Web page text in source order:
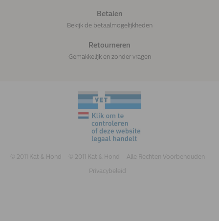
Betalen
Bekijk de betaalmogelijkheden
Retourneren
Gemakkelijk en zonder vragen
© 2011 Kat & Hond © 2011 Kat & Hond Alle Rechten Voorbehouden
Privacybeleid